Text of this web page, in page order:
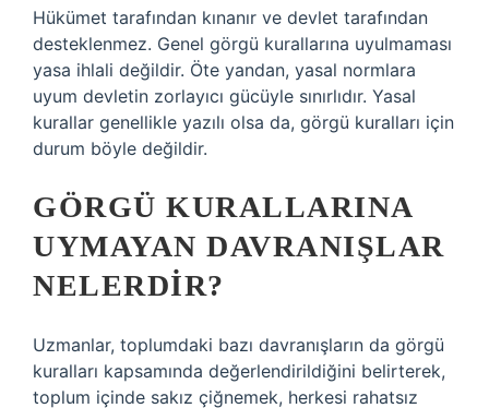
Hükümet tarafından kınanır ve devlet tarafından
desteklenmez. Genel görgü kurallarına uyulmaması
yasa ihlali değildir. Öte yandan, yasal normlara
uyum devletin zorlayıcı gücüyle sınırlıdır. Yasal
kurallar genellikle yazılı olsa da, görgü kuralları için
durum böyle değildir.
GÖRGÜ KURALLARINA
UYMAYAN DAVRANIŞLAR
NELERDIR?
Uzmanlar, toplumdaki bazı davranışların da görgü
kuralları kapsamında değerlendirildiğini belirterek,
toplum içinde sakız çiğnemek, herkesi rahatsız